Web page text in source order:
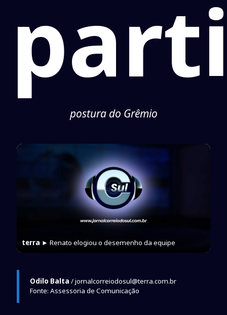
postura do Grêmio
terra ► Renato elogiou o desemenho da equipe
Odilo Balta / jornalcorreiodosul@terra.com.br
Fonte: Assessoria de Comunicação